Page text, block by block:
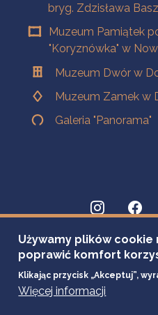
bryg. Zdzisława
Muzeum Pamiątek
"Koryznówka" w
Muzeum Dwór w
Muzeum Zamek w
Galeria "Panorama"
Używamy plików
poprawić komfort
Klikając przycisk „Akceptuj”,
Więcej informacji